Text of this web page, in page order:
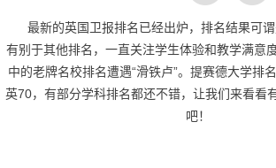
最新的英国卫报排名已经出炉，排名结果可谓
有别于其他排名，一直关注学生体验和教学满意
中的老牌名校排名遭遇“滑铁卢”。提赛德大学排
英70，有部分学科排名都还不错，让我们来看看
吧！